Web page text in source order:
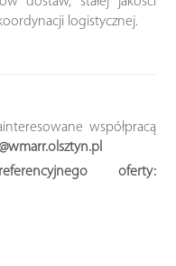
logistycznej.
współpracą
oferty: